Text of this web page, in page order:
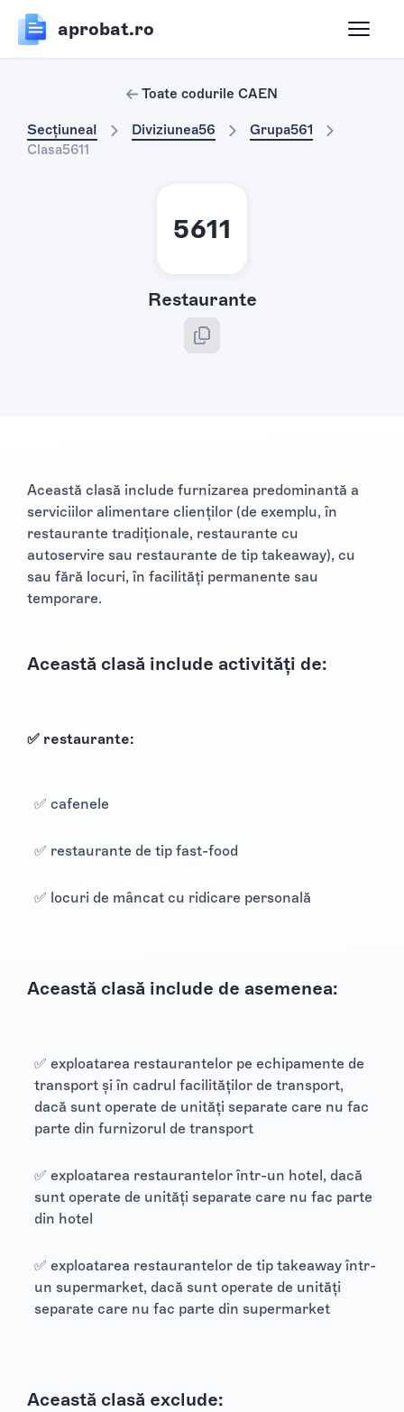
aprobat.ro
Toate codurile CAEN
SecțiuneaI Diviziunea56 Grupa561
Clasa5611
5611
Restaurante
Această clasă include furnizarea predominantă a
serviciilor alimentare clienților (de exemplu, în
restaurante tradiționale, restaurante cu
autoservire sau restaurante de tip takeaway), cu
sau fără locuri, în facilități permanente sau
temporare.
Această clasă include activități de:
✅ restaurante:
✅ cafenele
✅ restaurante de tip fast-food
✅ locuri de mâncat cu ridicare personală
Această clasă include de asemenea:
✅ exploatarea restaurantelor pe echipamente de
transport și în cadrul facilităților de transport,
dacă sunt operate de unități separate care nu fac
parte din furnizorul de transport
✅ exploatarea restaurantelor într-un hotel, dacă
sunt operate de unități separate care nu fac parte
din hotel
✅ exploatarea restaurantelor de tip takeaway într-
un supermarket, dacă sunt operate de unități
separate care nu fac parte din supermarket
Această clasă exclude: